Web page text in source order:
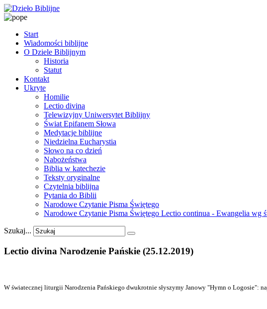
Start
Wiadomości biblijne
O Dziele Biblijnym
Historia
Statut
Kontakt
Ukryte
Homilie
Lectio divina
Telewizyjny Uniwersytet Biblijny
Świat Epifanem Słowa
Medytacje biblijne
Niedzielna Eucharystia
Słowo na co dzień
Nabożeństwa
Biblia w katechezie
Teksty oryginalne
Czytelnia biblijna
Pytania do Biblii
Narodowe Czytanie Pisma Świętego
Narodowe Czytanie Pisma Świętego Lectio continua - Ewangelia wg
Szukaj...
Lectio divina Narodzenie Pańskie (25.12.2019)
W światecznej liturgii Narodzenia Pańskiego dwukrotnie słyszymy Janowy "Hymn o Logosie":